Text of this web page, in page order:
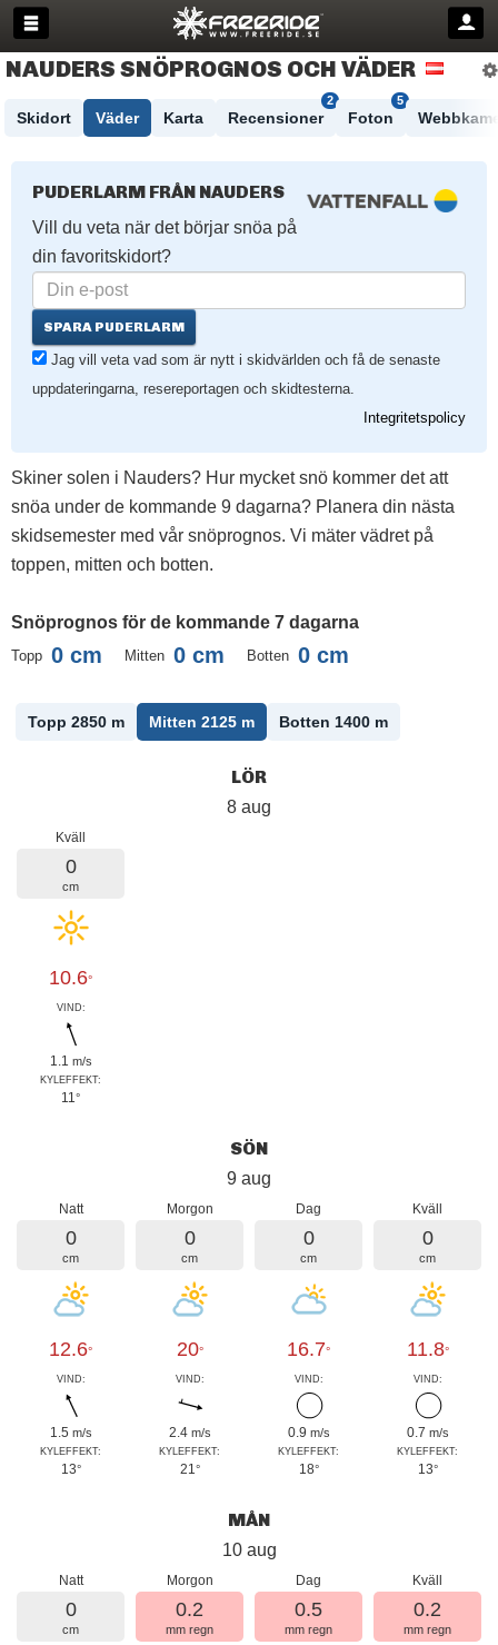
NAUDERS SNÖPROGNOS OCH VÄDER
Skidort Väder Karta Recensioner
2
Foton
5
PUDERLARM FRÅN NAUDERS
Vill du veta när det börjar snöa på
din favoritskidort?
SPARA PUDERLARM
Jag vill veta vad som är nytt i skidvärlden och få de senaste
uppdateringarna, resereportagen och skidtesterna.
Integritetspolicy
Skiner solen i Nauders? Hur mycket snö kommer det att
snöa under de kommande 9 dagarna? Planera din nästa
skidsemester med vår snöprognos. Vi mäter vädret på
toppen, mitten och botten.
Snöprognos för de kommande 7 dagarna
Topp 0 cm Mitten 0 cm Botten 0 cm
Topp 2850 m Mitten 2125 m Botten 1400 m
LÖR
8 aug
Kväll
0
cm
10.6°
VIND:
1.1 m/s
KYLEFFEKT:
11°
SÖN
9 aug
Natt
0
cm
12.6°
VIND:
1.5 m/s
KYLEFFEKT:
13°
Morgon
0
cm
20°
VIND:
2.4 m/s
KYLEFFEKT:
21°
Dag
0
cm
16.7°
VIND:
0.9 m/s
KYLEFFEKT:
18°
Kväll
0
cm
11.8°
VIND:
0.7 m/s
KYLEFFEKT:
13°
MÅN
10 aug
Natt
0
cm
Morgon
0.2
mm regn
Dag
0.5
mm regn
Kväll
0.2
mm regn